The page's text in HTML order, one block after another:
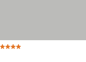
4 Zvezdice